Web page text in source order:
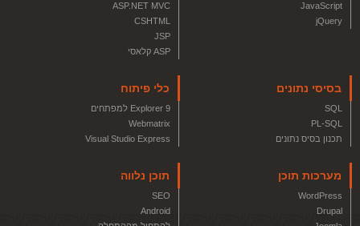
JavaScript
jQuery
ASP.NET MVC
CSHTML
JSP
ASP קלאסי
בסיסי נתונים
SQL
PL-SQL
תכנון בסיס נתונים
כלי פיתוח
Explorer 9 למפתחים
Webmatrix
Visual Studio Express
מערכות תוכן
WordPress
Drupal
תוכן נלווה
SEO
Android